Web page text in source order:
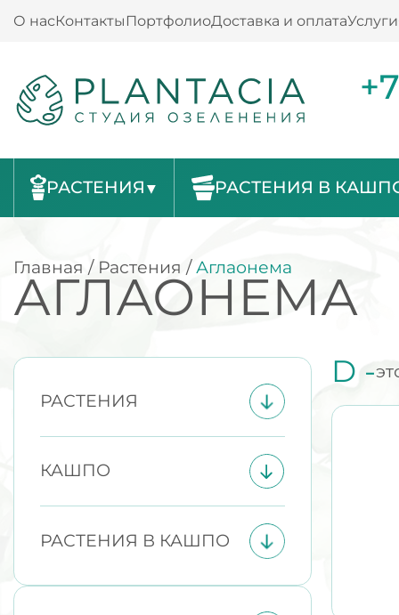
О насКонтакты ПортфолиоДоставка и оплатаУслуги
РАСТЕНИЯ РАСТЕНИЯ В
Главная / Растения / Аглаонема
АГЛАОНЕМА
РАСТЕНИЯ
КАШПО
РАСТЕНИЯ В КАШПО
D -